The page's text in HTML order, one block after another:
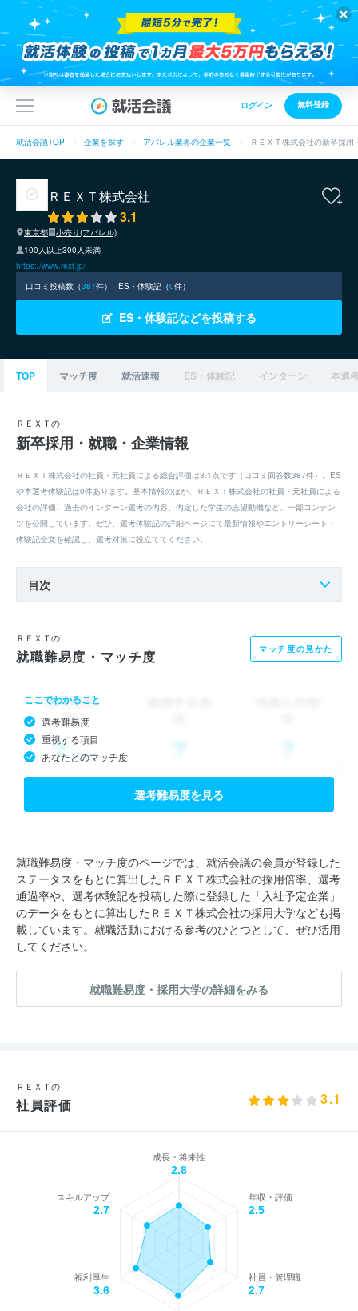
ログイン 無料登録
就活会議TOP 企業を探す アパレル業界の企業一覧 ＲＥＸＴ株式会社の新卒採用
ＲＥＸＴ株式会社
3.1
東京都
小売り(アパレル)
100人以上300人未満
https://www.rext.jp/
口コミ投稿数（387件） ES・体験記（0件）
ES・体験記などを投稿する
TOP マッチ度 就活速報 ES・体験記 インターン 本選
ＲＥＸＴの
新卒採用・就職・企業情報
ＲＥＸＴ株式会社の社員・元社員による総合評価は3.1点です（口コミ回答数387件）。ES
や本選考体験記は0件あります。基本情報のほか、ＲＥＸＴ株式会社の社員・元社員による
会社の評価、過去のインターン選考の内容、内定した学生の志望動機など、一部コンテン
ツを公開しています。ぜひ、選考体験記の詳細ページにて最新情報やエントリーシート・
体験記全文を確認し、選考対策に役立ててください。
目次
ＲＥＸＴの
就職難易度・マッチ度 マッチ度の見かた
ここでわかること
選考難易度
重視する項目
あなたとのマッチ度
選考難易度を見る
就職難易度・マッチ度のページでは、就活会議の会員が登録した
ステータスをもとに算出したＲＥＸＴ株式会社の採用倍率、選考
通過率や、選考体験記を投稿した際に登録した「入社予定企業」
のデータをもとに算出したＲＥＸＴ株式会社の採用大学なども掲
載しています。就職活動における参考のひとつとして、ぜひ活用
してください。
就職難易度・採用大学の詳細をみる
ＲＥＸＴの
社員評価 3.1
成長・将来性
2.8
年収・評価
2.5
社員・管理職
2.7
福利厚生
3.6
スキルアップ
2.7